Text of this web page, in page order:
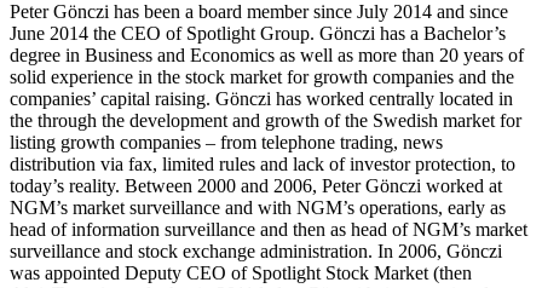
Peter Gönczi has been a board member since July 2014 and since
June 2014 the CEO of Spotlight Group. Gönczi has a Bachelor’s
degree in Business and Economics as well as more than 20 years of
solid experience in the stock market for growth companies and the
companies’ capital raising. Gönczi has worked centrally located in
the through the development and growth of the Swedish market for
listing growth companies – from telephone trading, news
distribution via fax, limited rules and lack of investor protection, to
today’s reality. Between 2000 and 2006, Peter Gönczi worked at
NGM’s market surveillance and with NGM’s operations, early as
head of information surveillance and then as head of NGM’s market
surveillance and stock exchange administration. In 2006, Gönczi
was appointed Deputy CEO of Spotlight Stock Market (then